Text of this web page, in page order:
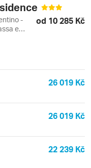
-
e
od 10 285 Kč
26 019 Kč
26 019 Kč
22 239 Kč